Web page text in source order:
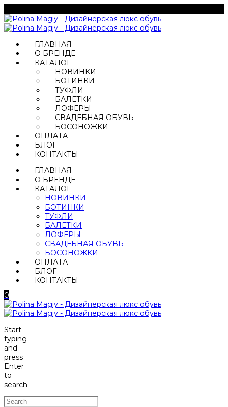
ГЛАВНАЯ
О БРЕНДЕ
КАТАЛОГ
НОВИНКИ
БОТИНКИ
ТУФЛИ
БАЛЕТКИ
ЛОФЕРЫ
СВАДЕБНАЯ ОБУВЬ
БОСОНОЖКИ
ОПЛАТА
БЛОГ
КОНТАКТЫ
ГЛАВНАЯ
О БРЕНДЕ
КАТАЛОГ
НОВИНКИ
БОТИНКИ
ТУФЛИ
БАЛЕТКИ
ЛОФЕРЫ
СВАДЕБНАЯ ОБУВЬ
БОСОНОЖКИ
ОПЛАТА
БЛОГ
КОНТАКТЫ
0
Start
typing
and
press
Enter
to
search